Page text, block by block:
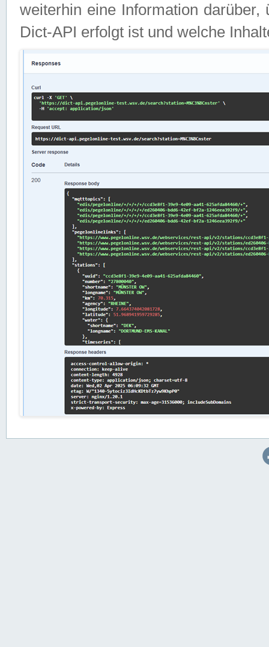
weiterhin eine Information
Dict-API erfolgt ist und welche